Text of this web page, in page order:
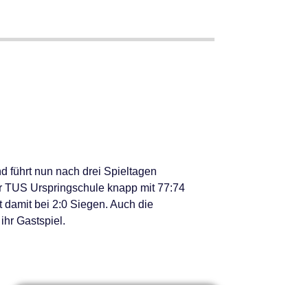
führt nun nach drei Spieltagen
Urspringschule knapp mit 77:74
bei 2:0 Siegen. Auch die
Gastspiel.